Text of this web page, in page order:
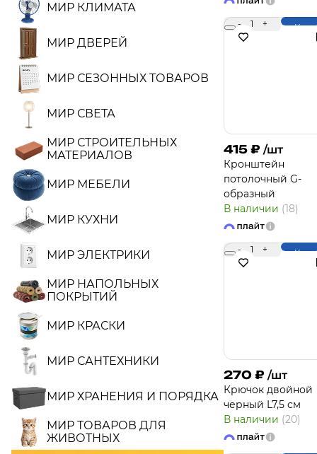
МИР КЛИМАТА
МИР ДВЕРЕЙ
МИР СЕЗОННЫХ ТОВАРОВ
МИР СВЕТА
МИР СТРОИТЕЛЬНЫХ
МАТЕРИАЛОВ
МИР МЕБЕЛИ
МИР КУХНИ
МИР ЭЛЕКТРИКИ
МИР НАПОЛЬНЫХ
ПОКРЫТИЙ
МИР КРАСКИ
МИР САНТЕХНИКИ
МИР ХРАНЕНИЯ И ПОРЯДКА
МИР ТОВАРОВ ДЛЯ
ЖИВОТНЫХ
- 1 +
415 ₽ /шт
Кронштейн
потолочный G-
образный
В наличии (18)
- 1 +
270 ₽ /шт
Крючок двойной
черный L7,5 см
В наличии (20)